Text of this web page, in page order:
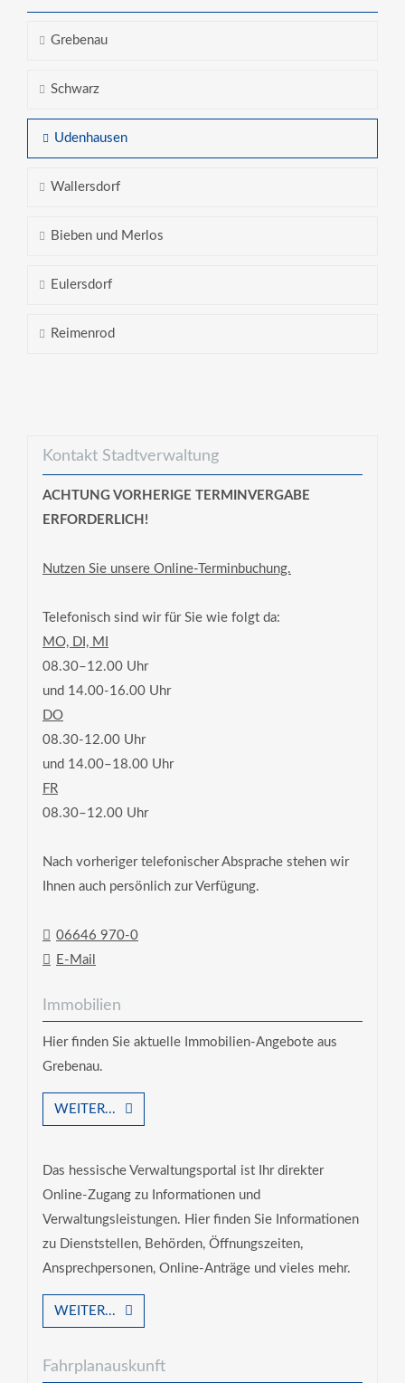
Grebenau
Schwarz
Udenhausen
Wallersdorf
Bieben und Merlos
Eulersdorf
Reimenrod
Kontakt Stadtverwaltung
ACHTUNG VORHERIGE TERMINVERGABE
ERFORDERLICH!
Nutzen Sie unsere Online-Terminbuchung.
Telefonisch sind wir für Sie wie folgt da:
MO, DI, MI
08.30–12.00 Uhr
und 14.00-16.00 Uhr
DO
08.30-12.00 Uhr
und 14.00–18.00 Uhr
FR
08.30–12.00 Uhr
Nach vorheriger telefonischer Absprache stehen wir
Ihnen auch persönlich zur Verfügung.
06646 970-0
E-Mail
Immobilien
Hier finden Sie aktuelle Immobilien-Angebote aus
Grebenau.
WEITER...
Das hessische Verwaltungsportal ist Ihr direkter
Online-Zugang zu Informationen und
Verwaltungsleistungen. Hier finden Sie Informationen
zu Dienststellen, Behörden, Öffnungszeiten,
Ansprechpersonen, Online-Anträge und vieles mehr.
WEITER...
Fahrplanauskunft